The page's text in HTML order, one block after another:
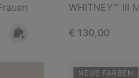
WHITNEY™ III
Regular price:
€ 130,00
NEUE FARBEN